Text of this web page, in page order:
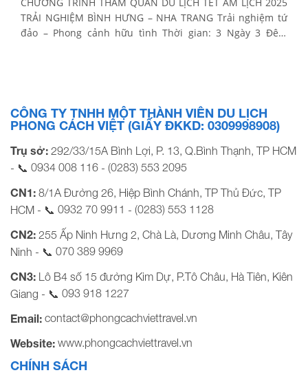
TRẢI NGHIỆM BÌNH HƯNG – NHA TRANG Trải nghiệm tứ
đảo – Phong cảnh hữu tình Thời gian: 3 Ngày 3 Đêm
CÔNG TY TNHH MỘT THÀNH VIÊN DU LỊCH
PHONG CÁCH VIỆT (GIẤY ĐKKD: 0309998908)
Trụ sở: 292/33/15A Bình Lợi, P. 13, Q.Bình Thạnh, TP HCM
- 📞 0934 008 116 - (0283) 553 2095
CN1: 8/1A Đường 26, Hiệp Bình Chánh, TP Thủ Đức, TP
HCM - 📞 0932 70 9911 - (0283) 553 1128
CN2: 255 Ấp Ninh Hưng 2, Chà Là, Dương Minh Châu, Tây
Ninh - 📞 070 389 9969
CN3: Lô B4 số 15 đường Kim Dự, P.Tô Châu, Hà Tiên, Kiên
Giang - 📞 093 918 1227
Email: contact@phongcachviettravel.vn
Website: www.phongcachviettravel.vn
CHÍNH SÁCH